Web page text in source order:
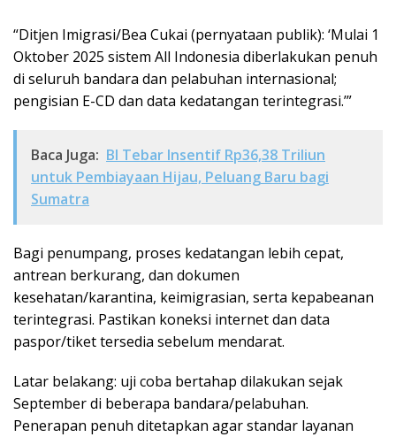
“Ditjen Imigrasi/Bea Cukai (pernyataan publik): ‘Mulai 1
Oktober 2025 sistem All Indonesia diberlakukan penuh
di seluruh bandara dan pelabuhan internasional;
pengisian E-CD dan data kedatangan terintegrasi.’”
Baca Juga: BI Tebar Insentif Rp36,38 Triliun
untuk Pembiayaan Hijau, Peluang Baru bagi
Sumatra
Bagi penumpang, proses kedatangan lebih cepat,
antrean berkurang, dan dokumen
kesehatan/karantina, keimigrasian, serta kepabeanan
terintegrasi. Pastikan koneksi internet dan data
paspor/tiket tersedia sebelum mendarat.
Latar belakang: uji coba bertahap dilakukan sejak
September di beberapa bandara/pelabuhan.
Penerapan penuh ditetapkan agar standar layanan